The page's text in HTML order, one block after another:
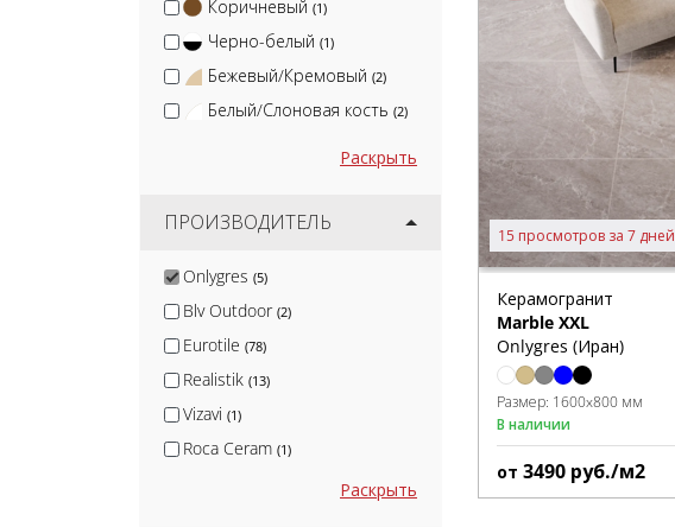
Коричневый (1)
Черно-белый (1)
Бежевый/Кремовый (2)
Белый/Слоновая кость (2)
Раскрыть
ПРОИЗВОДИТЕЛЬ
Onlygres (5)
Blv Outdoor (2)
Eurotile (78)
Realistik (13)
Vizavi (1)
Roca Ceram (1)
Раскрыть
15 просмотров за 7 дней
Керамогранит
Marble XXL
Onlygres (Иран)
Размер: 1600x800 мм
В наличии
от 3490 руб./м2